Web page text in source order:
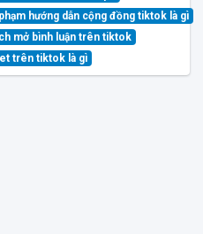
hướng dẫn cộng đồng tiktok là gì
mở bình luận trên tiktok
trên tiktok là gì